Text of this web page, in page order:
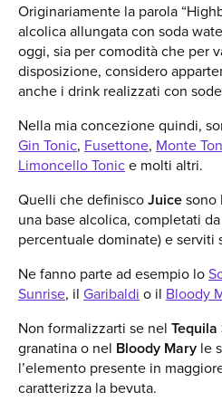
Originariamente la parola
alcolica allungata con soda
oggi, sia per comodità che per
disposizione, considero
anche i drink realizzati con
Nella mia concezione quindi,
Gin Tonic, Fusettone, Monte
Limoncello Tonice molti altri.
Quelli che definiscoJuicesono
una base alcolica, completati
percentuale dominate) e serviti
Ne fanno parte ad esempio lo
Sunrise, il Garibaldi o il Bloody
Non formalizzarti se nel
granatina o nel Bloody Mary le
l’elemento presente in
caratterizza la bevuta.